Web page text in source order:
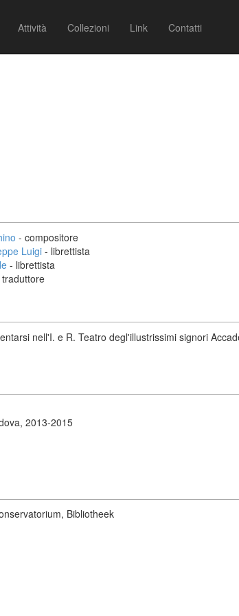
Attività Collezioni Link Contatti
- compositore
Luigi- librettista
- librettista
nell'I. e R. Teatro degl'illustrissimi signori
2013-2015
Bibliotheek